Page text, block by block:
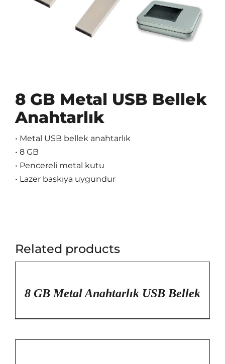
8 GB Metal USB Bellek
Anahtarlık
• Metal USB bellek anahtarlık
• 8 GB
• Pencereli metal kutu
• Lazer baskıya uygundur
Related products
8 GB Metal Anahtarlık USB Bellek